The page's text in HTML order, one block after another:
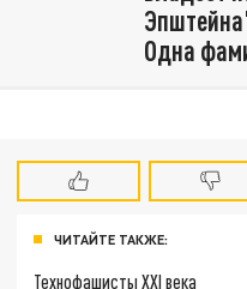
Одна
ЧИТАЙТЕ ТАКЖЕ:
Технофашисты XXI века